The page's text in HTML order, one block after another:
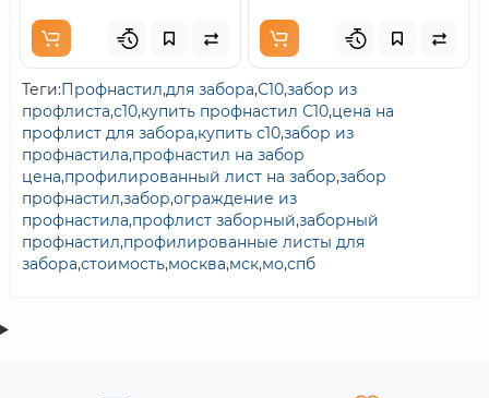
Теги:Профнастил,для забора,С10,забор из
профлиста,с10,купить профнастил С10,цена на
профлист для забора,купить с10,забор из
профнастила,профнастил на забор
цена,профилированный лист на забор,забор
профнастил,забор,ограждение из
профнастила,профлист заборный,заборный
профнастил,профилированные листы для
забора,стоимость,москва,мск,мо,спб